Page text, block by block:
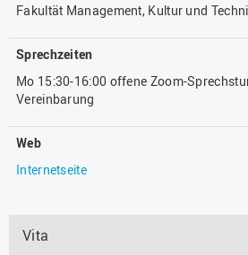
Fakultät Management, Kultur und
Sprechzeiten
Mo 15:30-16:00 offene Zoom-
Vereinbarung
Web
Internetseite
Vita